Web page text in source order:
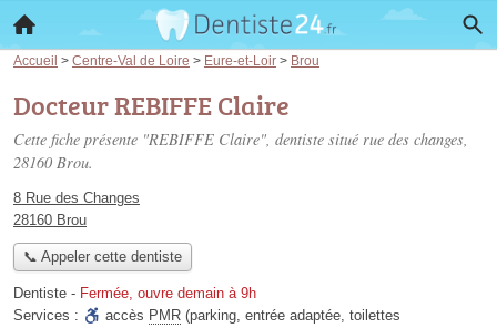
Accueil > Centre-Val de Loire > Eure-et-Loir > Brou
Docteur REBIFFE Claire
Cette fiche présente "REBIFFE Claire", dentiste situé rue des changes,
28160 Brou.
8 Rue des Changes
28160 Brou
📞 Appeler cette dentiste
Dentiste - Fermée, ouvre demain à 9h
Services :
accès PMR (parking, entrée adaptée, toilettes